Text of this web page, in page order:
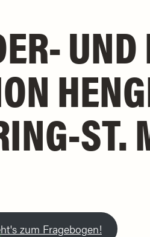
ST.
zum Fragebogen!